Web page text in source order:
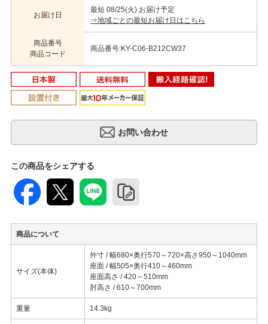
お届け日
最短 08/25(火) お届け予定
⇒地域ごとの最短お届け日はこちら
商品番号
商品コード
商品番号:KY-C06-B212CW37
この商品をシェアする
商品について
サイズ(本体)
外寸 / 幅680×奥行570～720×高さ950～1040mm
座面 / 幅505×奥行410～460mm
座面高さ / 420～510mm
肘高さ / 610～700mm
重量 14.3kg